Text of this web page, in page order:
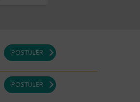
POSTULER
POSTULER